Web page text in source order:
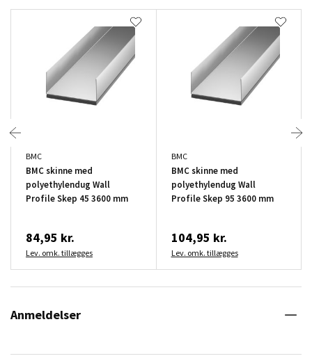
BMC
BMC skinne med
polyethylendug Wall
Profile Skep 45 3600 mm
84,95 kr.
Lev. omk. tillægges
BMC
BMC skinne med
polyethylendug Wall
Profile Skep 95 3600 mm
104,95 kr.
Lev. omk. tillægges
Anmeldelser